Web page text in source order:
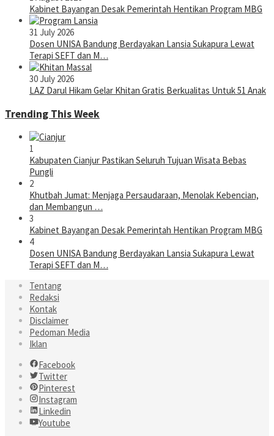
Kabinet Bayangan Desak Pemerintah Hentikan Program MBG
31 July 2026
Dosen UNISA Bandung Berdayakan Lansia Sukapura Lewat
Terapi SEFT dan M…
30 July 2026
LAZ Darul Hikam Gelar Khitan Gratis Berkualitas Untuk 51 Anak
Trending This Week
1
Kabupaten Cianjur Pastikan Seluruh Tujuan Wisata Bebas
Pungli
2
Khutbah Jumat: Menjaga Persaudaraan, Menolak Kebencian,
dan Membangun …
3
Kabinet Bayangan Desak Pemerintah Hentikan Program MBG
4
Dosen UNISA Bandung Berdayakan Lansia Sukapura Lewat
Terapi SEFT dan M…
Tentang
Redaksi
Kontak
Disclaimer
Pedoman Media
Iklan
Facebook
Twitter
Pinterest
Instagram
Linkedin
Youtube